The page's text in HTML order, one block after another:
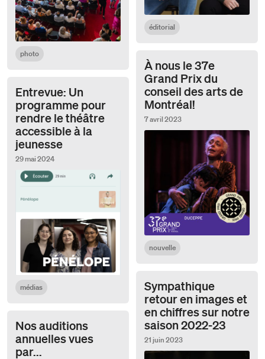
photo
Entrevue: Un
programme pour
rendre le théâtre
accessible à la
jeunesse
29 mai 2024
médias
Nos auditions
annuelles vues
par...
éditorial
À nous le 37e
Grand Prix du
conseil des arts de
Montréal!
7 avril 2023
nouvelle
Sympathique
retour en images et
en chiffres sur notre
saison 2022-23
21 juin 2023